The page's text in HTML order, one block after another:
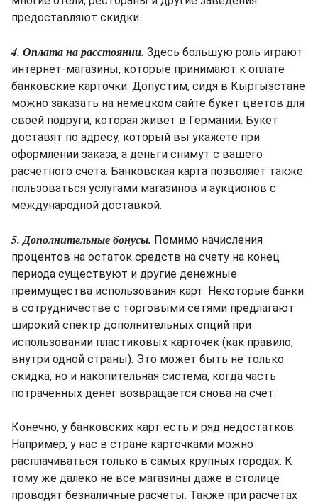
предоставляют скидки.
4. Оплата на расстоянии. Здесь большую роль играют
интернет-магазины, которые принимают к оплате
банковские карточки. Допустим, сидя в Кыргызстане
можно заказать на немецком сайте букет цветов для
своей подруги, которая живет в Германии. Букет
доставят по адресу, который вы укажете при
оформлении заказа, а деньги снимут с вашего
расчетного счета. Банковская карта позволяет также
пользоваться услугами магазинов и аукционов с
международной доставкой.
5. Дополнительные бонусы. Помимо начисления
процентов на остаток средств на счету на конец
периода существуют и другие денежные
преимущества использования карт. Некоторые банки
в сотрудничестве с торговыми сетями предлагают
широкий спектр дополнительных опций при
использовании пластиковых карточек (как правило,
внутри одной страны). Это может быть не только
скидка, но и накопительная система, когда часть
потраченных денег возвращается снова на счет.
Конечно, у банковских карт есть и ряд недостатков.
Например, у нас в стране карточками можно
расплачиваться только в самых крупных городах. К
тому же далеко не все магазины даже в столице
проводят безналичные расчеты. Также при расчетах